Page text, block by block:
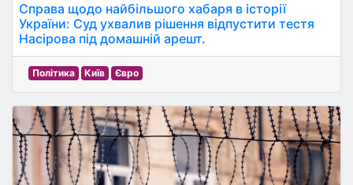
Справа щодо найбільшого хабаря в історії
України: Суд ухвалив рішення відпустити тестя
Насірова під домашній арешт.
Політика Київ Євро